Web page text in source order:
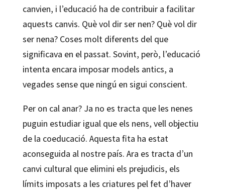
canvien, i l’educació ha de contribuir a facilitar
aquests canvis. Què vol dir ser nen? Què vol dir
ser nena? Coses molt diferents del que
significava en el passat. Sovint, però, l’educació
intenta encara imposar models antics, a
vegades sense que ningú en sigui conscient.
Per on cal anar? Ja no es tracta que les nenes
puguin estudiar igual que els nens, vell objectiu
de la coeducació. Aquesta fita ha estat
aconseguida al nostre país. Ara es tracta d’un
canvi cultural que elimini els prejudicis, els
límits imposats a les criatures pel fet d’haver